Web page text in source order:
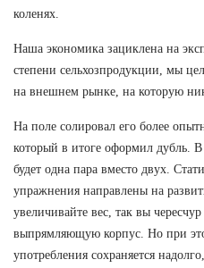
коленях.
Наша экономика зациклена на
степени сельхозпродукции, мы
на внешнем рынке, на которую
На поле солировал его более
который в итоге оформил дубль.
будет одна пара вместо двух.
упражнения направлены на
увеличивайте вес, так вы
выпрямляющую корпус. Но при
употребления сохраняется